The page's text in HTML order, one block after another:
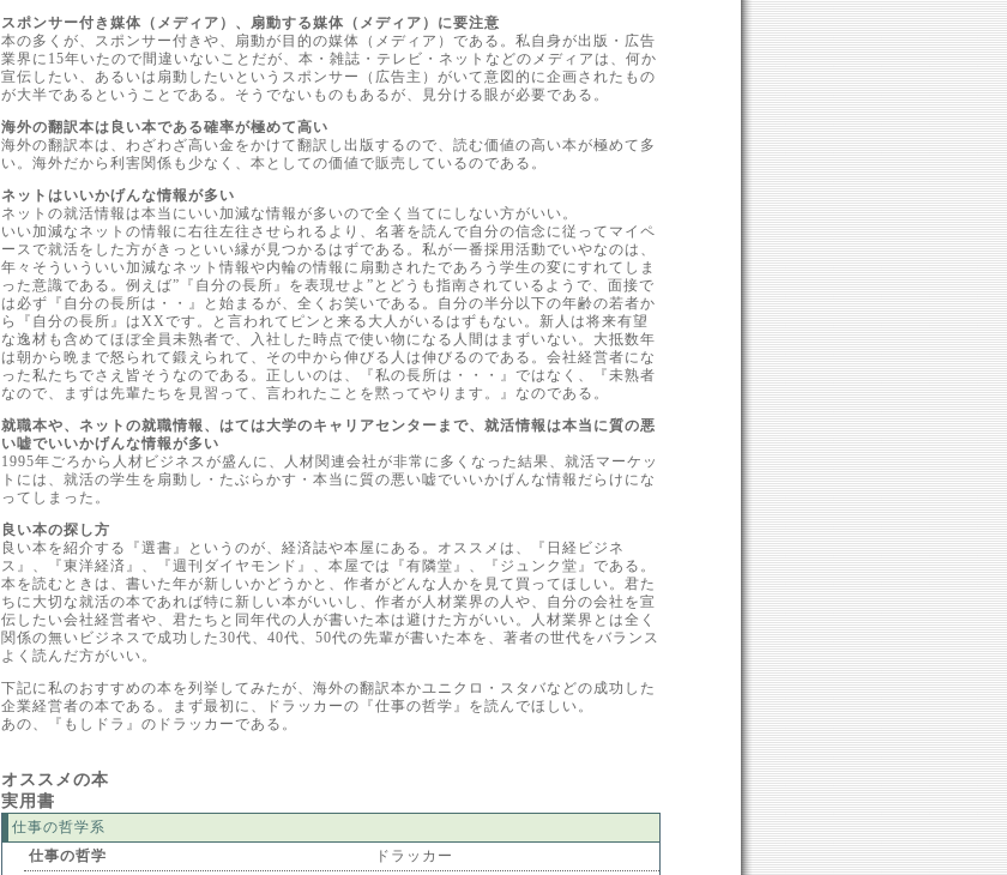
スポンサー付き媒体（メディア）、扇動する媒体（メディア）に要注意
本の多くが、スポンサー付きや、扇動が目的の媒体（メディア）である。私自身が出版・広告
業界に15年いたので間違いないことだが、本・雑誌・テレビ・ネットなどのメディアは、何か
宣伝したい、あるいは扇動したいというスポンサー（広告主）がいて意図的に企画されたもの
が大半であるということである。そうでないものもあるが、見分ける眼が必要である。
海外の翻訳本は良い本である確率が極めて高い
海外の翻訳本は、わざわざ高い金をかけて翻訳し出版するので、読む価値の高い本が極めて多
い。海外だから利害関係も少なく、本としての価値で販売しているのである。
ネットはいいかげんな情報が多い
ネットの就活情報は本当にいい加減な情報が多いので全く当てにしない方がいい。
いい加減なネットの情報に右往左往させられるより、名著を読んで自分の信念に従ってマイペ
ースで就活をした方がきっといい縁が見つかるはずである。私が一番採用活動でいやなのは、
年々そういういい加減なネット情報や内輪の情報に扇動されたであろう学生の変にすれてしま
った意識である。例えば”『自分の長所』を表現せよ”とどうも指南されているようで、面接で
は必ず『自分の長所は・・』と始まるが、全くお笑いである。自分の半分以下の年齢の若者か
ら『自分の長所』はXXです。と言われてピンと来る大人がいるはずもない。新人は将来有望
な逸材も含めてほぼ全員未熟者で、入社した時点で使い物になる人間はまずいない。大抵数年
は朝から晩まで怒られて鍛えられて、その中から伸びる人は伸びるのである。会社経営者にな
った私たちでさえ皆そうなのである。正しいのは、『私の長所は・・・』ではなく、『未熟者
なので、まずは先輩たちを見習って、言われたことを黙ってやります。』なのである。
就職本や、ネットの就職情報、はては大学のキャリアセンターまで、就活情報は本当に質の悪
い嘘でいいかげんな情報が多い
1995年ごろから人材ビジネスが盛んに、人材関連会社が非常に多くなった結果、就活マーケッ
トには、就活の学生を扇動し・たぶらかす・本当に質の悪い嘘でいいかげんな情報だらけにな
ってしまった。
良い本の探し方
良い本を紹介する『選書』というのが、経済誌や本屋にある。オススメは、『日経ビジネ
ス』、『東洋経済』、『週刊ダイヤモンド』、本屋では『有隣堂』、『ジュンク堂』である。
本を読むときは、書いた年が新しいかどうかと、作者がどんな人かを見て買ってほしい。君た
ちに大切な就活の本であれば特に新しい本がいいし、作者が人材業界の人や、自分の会社を宣
伝したい会社経営者や、君たちと同年代の人が書いた本は避けた方がいい。人材業界とは全く
関係の無いビジネスで成功した30代、40代、50代の先輩が書いた本を、著者の世代をバランス
よく読んだ方がいい。
下記に私のおすすめの本を列挙してみたが、海外の翻訳本かユニクロ・スタバなどの成功した
企業経営者の本である。まず最初に、ドラッカーの『仕事の哲学』を読んでほしい。
あの、『もしドラ』のドラッカーである。
オススメの本
実用書
仕事の哲学系
仕事の哲学
ドラッカー